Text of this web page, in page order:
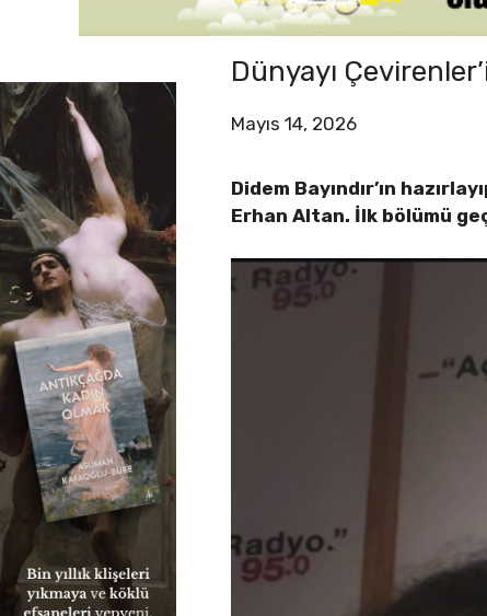
Dünyayı
Mayıs 14, 2026
Didem Bayındır’ın
Erhan Altan. İlk bölümü